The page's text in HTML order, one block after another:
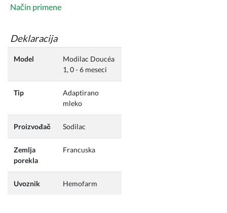
Način primene
Deklaracija
Model
Modilac Doucéa
1, 0 - 6 meseci
Tip
Adaptirano
mleko
Proizvođač Sodilac
Zemlja
porekla
Francuska
Uvoznik Hemofarm